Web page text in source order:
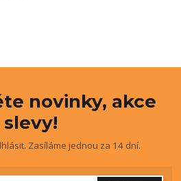
novinky, akce
slevy!
Zasíláme jednou za 14 dní.